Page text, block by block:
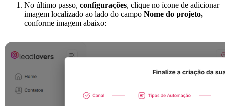
No último passo, configurações, clique no ícone de adicionar
imagem localizado ao lado do campo Nome do projeto,
conforme imagem abaixo: